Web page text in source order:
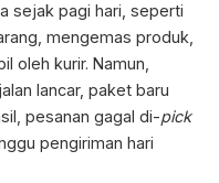
sejak pagi hari, seperti
mengemas produk,
oleh kurir. Namun,
lancar, paket baru
pesanan gagal di-pick
pengiriman hari